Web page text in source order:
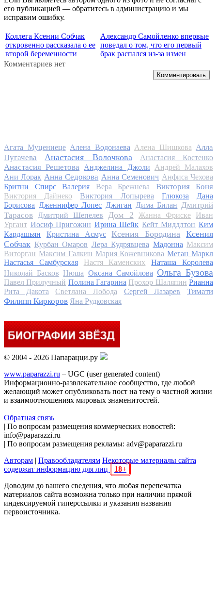
его публикацией — обратитесь в администрацию и мы
исправим ошибку.
Коллега Ксении Собчак
откровенно рассказала о ее
второй беременности
Александр Самойленко впервые
поведал о том, что его первый
брак распался из-за измен
Комментариев нет
Комментировать
Агата Муцениеце Алена Водонаева Алена Шишкова Алла
Пугачева
Анастасия Волочкова Анастасия Костенко
Анастасия Решетова Анджелина Джоли
Андрей Малахов
Ани Лорак Анна Седокова Анна Семенович Анфиса Чехова
Бритни Спирс
Валерия Вера Брежнева Виктория Боня
Виктория Дайнеко Виктория Лопырева Глюкоза
Дана
Борисова Дженнифер Лопес Джиган Дима Билан Дмитрий
Тарасов
Дмитрий Шепелев Дом 2 Жанна Фриске
Иван
Ургант Иосиф Пригожин Ирина Шейк Кейт Миддлтон Ким
Кардашьян
Кристина Асмус Ксения Бородина
Ксения
Собчак Курбан Омаров Лера Кудрявцева Мадонна Максим
Виторган Максим Галкин Мария Кожевникова Меган Маркл
Настасья Самбурская
Настя Каменских
Наташа Королева
Николай Басков Нюша Оксана Самойлова Ольга Бузова
Павел Прилучный Полина Гагарина Прохор Шаляпин Рианна
Рита Дакота
Светлана Лобода Сергей Лазарев
Тимати
Филипп Киркоров Яна Рудковская
© 2004 - 2026 Папарацци.ру
www.paparazzi.ru – UGC (user generated content)
Информационно-развлекательное сообщество, где любой
желающий может опубликовать пост на тему о частной жизни
и взаимоотношениях мировых знаменитостей.
Обратная связь
| По вопросам размещения коммерческих новостей:
info@paparazzi.ru
| По вопросам размещения рекламы: adv@paparazzi.ru
Авторам | Правообладателям Некоторые материалы сайта
содержат информацию для лиц
18+
Доводим до вашего сведения, что любая перепечатка
материалов сайта возможна только при наличии прямой
индексируемой гиперссылки и указания названия
первоисточника.